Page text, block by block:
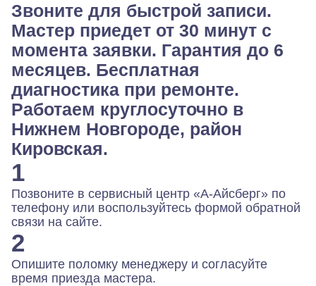
Звоните для быстрой записи.
Мастер приедет от 30 минут с
момента заявки. Гарантия до 6
месяцев. Бесплатная
диагностика при ремонте.
Работаем круглосуточно в
Нижнем Новгороде, район
Кировская.
1
Позвоните в сервисный центр «А-Айсберг» по
телефону или воспользуйтесь формой обратной
связи на сайте.
2
Опишите поломку менеджеру и согласуйте
время приезда мастера.